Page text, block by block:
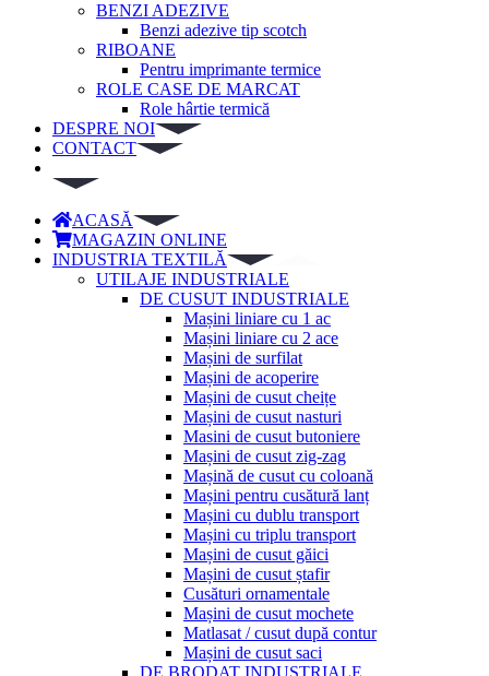
BENZI ADEZIVE
Benzi adezive tip scotch
RIBOANE
Pentru imprimante termice
ROLE CASE DE MARCAT
Role hârtie termică
DESPRE NOI
CONTACT
ACASĂ
MAGAZIN ONLINE
INDUSTRIA TEXTILĂ
UTILAJE INDUSTRIALE
DE CUSUT INDUSTRIALE
Mașini liniare cu 1 ac
Mașini liniare cu 2 ace
Mașini de surfilat
Mașini de acoperire
Mașini de cusut cheițe
Mașini de cusut nasturi
Masini de cusut butoniere
Mașini de cusut zig-zag
Mașină de cusut cu coloană
Mașini pentru cusătură lanț
Mașini cu dublu transport
Mașini cu triplu transport
Mașini de cusut găici
Mașini de cusut ștafir
Cusături ornamentale
Mașini de cusut mochete
Matlasat / cusut după contur
Mașini de cusut saci
DE BRODAT INDUSTRIALE